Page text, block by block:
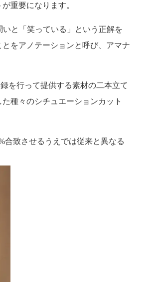
重要になります。
と「笑っている」という正解を
をアノテーションと呼び、アマナ
を行って提供する素材の二本立て
種々のシチュエーションカット
合致させるうえでは従来と異なる